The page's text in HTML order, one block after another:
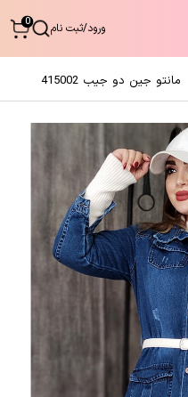
ورود/ثبت نام 0
مانتو جین دو جیب 415002